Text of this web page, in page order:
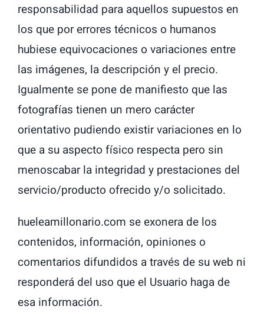
responsabilidad para aquellos supuestos en
los que por errores técnicos o humanos
hubiese equivocaciones o variaciones entre
las imágenes, la descripción y el precio.
Igualmente se pone de manifiesto que las
fotografías tienen un mero carácter
orientativo pudiendo existir variaciones en lo
que a su aspecto físico respecta pero sin
menoscabar la integridad y prestaciones del
servicio/producto ofrecido y/o solicitado.
hueleamillonario.com se exonera de los
contenidos, información, opiniones o
comentarios difundidos a través de su web ni
responderá del uso que el Usuario haga de
esa información.